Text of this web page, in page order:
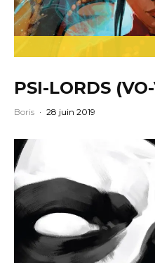
PSI-LORDS
Boris · 28 juin 2019